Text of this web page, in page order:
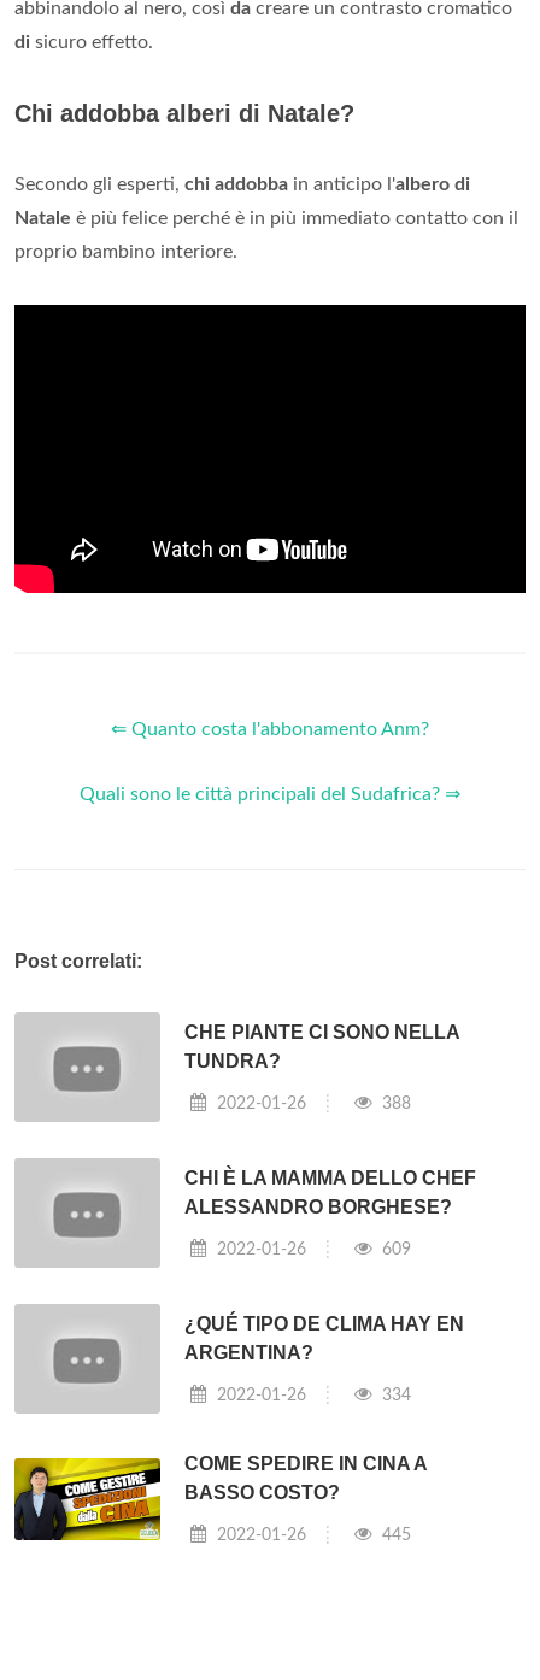
abbinandolo al nero, così da creare un contrasto cromatico
di sicuro effetto.
Chi addobba alberi di Natale?
Secondo gli esperti, chi addobba in anticipo l'albero di
Natale è più felice perché è in più immediato contatto con il
proprio bambino interiore.
⇐ Quanto costa l'abbonamento Anm?
Quali sono le città principali del Sudafrica? ⇒
Post correlati:
CHE PIANTE CI SONO NELLA
TUNDRA?
2022-01-26 388
CHI È LA MAMMA DELLO CHEF
ALESSANDRO BORGHESE?
2022-01-26 609
¿QUÉ TIPO DE CLIMA HAY EN
ARGENTINA?
2022-01-26 334
COME SPEDIRE IN CINA A
BASSO COSTO?
2022-01-26 445